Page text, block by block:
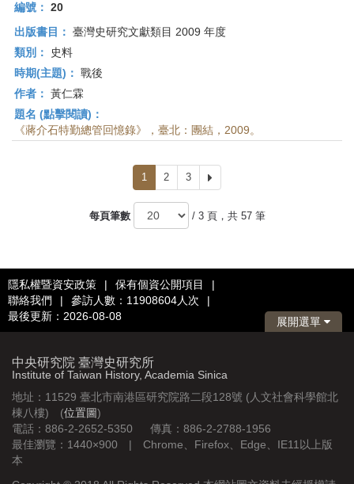
編號： 20
出版書目： 臺灣史研究文獻類目 2009 年度
類別：
史料
時期(主題)： 戰後
作者： 黃仁霖
題名 (點擊閱讀)：
《蔣介石特勤總管回憶錄》，臺北：團結，2009。
1 2 3
一
每頁筆數
/ 3 頁，共 57 筆
隱私權暨資安政策 | 保有個資公開項目
|
聯絡我們
| 參訪人數：11908604人次
|
最後更新：2026-08-08
展開選單
中央研究院 臺灣史研究所
Institute of Taiwan History, Academia Sinica
地址：11529 臺北市南港區研究院路二段128號 (人文社會科學館北
棟八樓) (位置圖)
電話：886-2-2652-5350 傳真：886-2-2788-1956
最佳瀏覽：1440×900 | Chrome、Firefox、Edge、IE11以上版
本